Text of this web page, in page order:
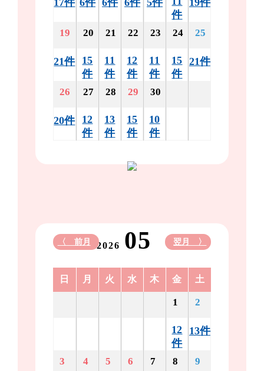
件
19
21件
20
15
件
21
11
件
22
12
件
23
11
件
24
15
件
25
21件
26
20件
27
12
件
28
13
件
29
15
件
30
10
件
2026 05
〈 前月 翌月 〉
日 月 火 水 木 金 土
1
12
件
2
13件
3 4 5 6 7 8 9